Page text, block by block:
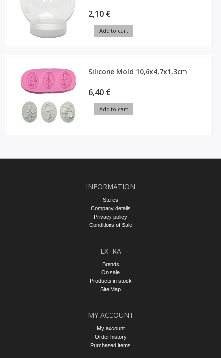
2,10 €
Add to cart
Silicone Mold 10,6x4,7x1,3cm
6,40 €
Add to cart
INFORMATION
Stores
Company details
Privacy policy
Conditions of Sale
EXTRA
Brands
On sale
Products in stock
Site Map
MY ACCOUNT
My account
Order history
Purchased items